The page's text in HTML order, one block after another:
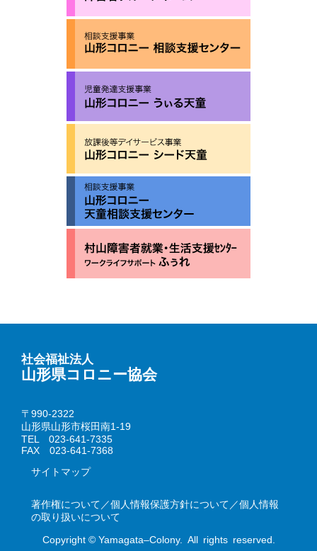
社会福祉法人
山形県コロニー協会
〒990-2322
山形県山形市桜田南1-19
TEL 023-641-7335
FAX 023-641-7368
サイトマップ
著作権について／個人情報保護方針について／個人情報
の取り扱いについて
Copyright © Yamagata–Colony. All rights reserved.